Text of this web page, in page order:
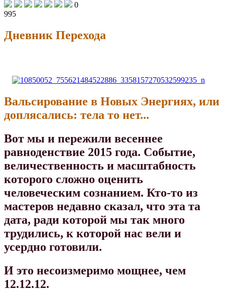
0
995
Дневник Перехода
Вальсирование в Новых Энергиях, или
доплясались: тела то нет...
Вот мы и пережили весеннее
равноденствие 2015 года. Событие,
величественность и масштабность
которого сложно оценить
человеческим сознанием. Кто-то из
мастеров недавно сказал, что эта та
дата, ради которой мы так много
трудились, к которой нас вели и
усердно готовили.
И это несоизмеримо мощнее, чем
12.12.12.